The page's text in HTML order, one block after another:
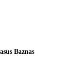
Baznas